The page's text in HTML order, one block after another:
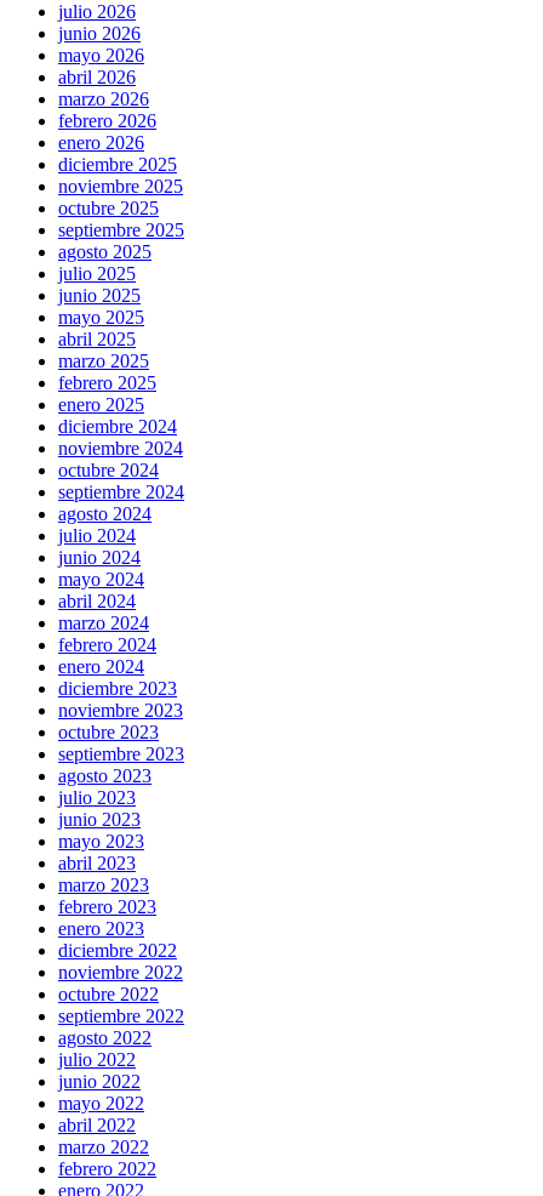
julio 2026
junio 2026
mayo 2026
abril 2026
marzo 2026
febrero 2026
enero 2026
diciembre 2025
noviembre 2025
octubre 2025
septiembre 2025
agosto 2025
julio 2025
junio 2025
mayo 2025
abril 2025
marzo 2025
febrero 2025
enero 2025
diciembre 2024
noviembre 2024
octubre 2024
septiembre 2024
agosto 2024
julio 2024
junio 2024
mayo 2024
abril 2024
marzo 2024
febrero 2024
enero 2024
diciembre 2023
noviembre 2023
octubre 2023
septiembre 2023
agosto 2023
julio 2023
junio 2023
mayo 2023
abril 2023
marzo 2023
febrero 2023
enero 2023
diciembre 2022
noviembre 2022
octubre 2022
septiembre 2022
agosto 2022
julio 2022
junio 2022
mayo 2022
abril 2022
marzo 2022
febrero 2022
enero 2022